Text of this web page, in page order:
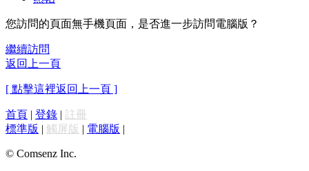
您訪問的頁面無手機頁面，是否進一步訪問電腦版？
繼續訪問
返回上一頁
[ 點擊這裡返回上一頁 ]
首頁 | 登錄 | 註冊
標準版 | 觸屏版 | 電腦版 |
© Comsenz Inc.